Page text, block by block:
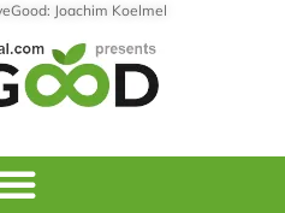
Joachim Koelmel